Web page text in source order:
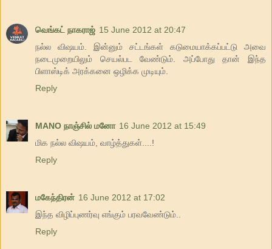
வெங்கட் நாகராஜ் 15 June 2012 at 20:47
நல்ல விஷயம். இன்னும் சட்டங்கள் கடுமையாக்கப்பட்டு அவை
நடைமுறையிலும் செயல்பட வேண்டும். அப்போது தான் இந்த
பிளாஸ்டிக் அரக்கனை ஒழிக்க முடியும்.
Reply
MANO நாஞ்சில் மனோ 16 June 2012 at 15:49
மிக நல்ல விஷயம், வாழ்த்துகள்....!
Reply
மகேந்திரன் 16 June 2012 at 17:02
இந்த விழிப்புணர்வு எங்கும் பரவவேண்டும்..
Reply